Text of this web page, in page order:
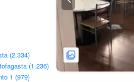
(2.334)
(1.236)
1 (979)